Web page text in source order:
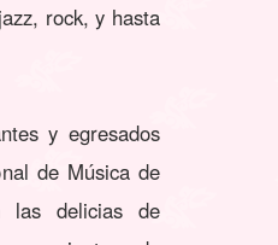
rock, y hasta
y egresados
de Música de
las delicias de